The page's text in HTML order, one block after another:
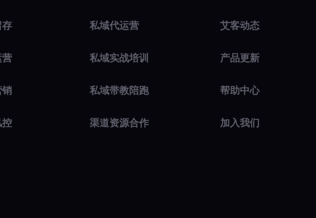
存
营
销
控
私域代运营
私域实战培训
私域带教陪跑
渠道资源合作
艾客动态
产品更新
帮助中心
加入我们